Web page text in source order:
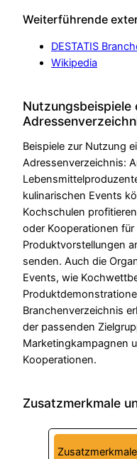
Weiterführende
DESTATIS
Wikipedia
Nutzungsbeispiele
Beispiele zur Nutzung
Adressenverzeichnis:
kulinarischen Events
Kochschulen
oder Kooperationen
Produktvorstellungen
senden. Auch die
Events, wie
Branchenverzeichnis
der passenden
Marketingkampagnen
Kooperationen.
Zusatzmerkmale